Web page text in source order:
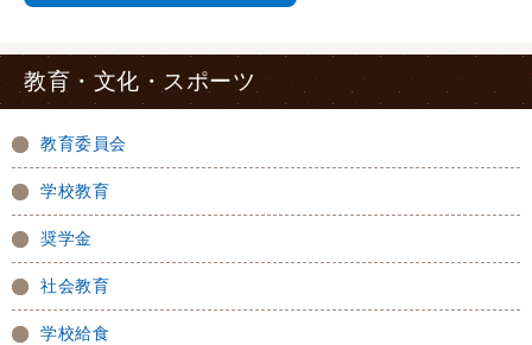
教育・文化・スポーツ
教育委員会
学校教育
奨学金
社会教育
学校給食